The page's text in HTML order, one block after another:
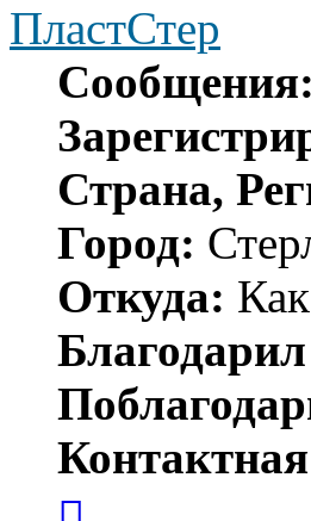
ПластСтер
Сообщения:
Страна,
Город:
Откуда: